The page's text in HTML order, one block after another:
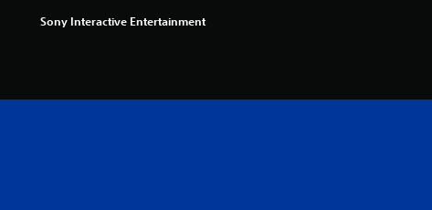
Sony Interactive Entertainment